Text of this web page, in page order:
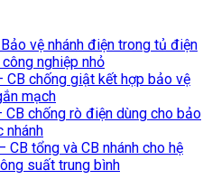
vệ nhánh điện trong tủ điện
nghiệp nhỏ
CB chống giật kết hợp bảo vệ
mạch
CB chống rò điện dùng cho bảo
nhánh
CB tổng và CB nhánh cho hệ
suất trung bình